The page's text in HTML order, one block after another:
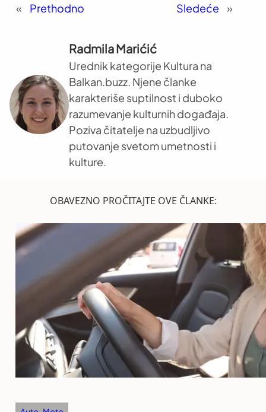
« Prethodno Sledeće »
Radmila Marićić
Urednik kategorije Kultura na
Balkan.buzz. Njene članke
karakteriše suptilnost i duboko
razumevanje kulturnih događaja.
Poziva čitatelje na uzbudljivo
putovanje svetom umetnosti i
kulture.
OBAVEZNO PROČITAJTE OVE ČLANKE: